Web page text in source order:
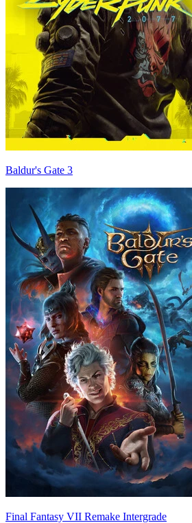
Baldur's Gate 3
Final Fantasy VII Remake Intergrade